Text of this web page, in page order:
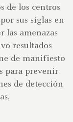
de los centros
sus siglas en
las amenazas
resultados
de manifiesto
para prevenir
de detección